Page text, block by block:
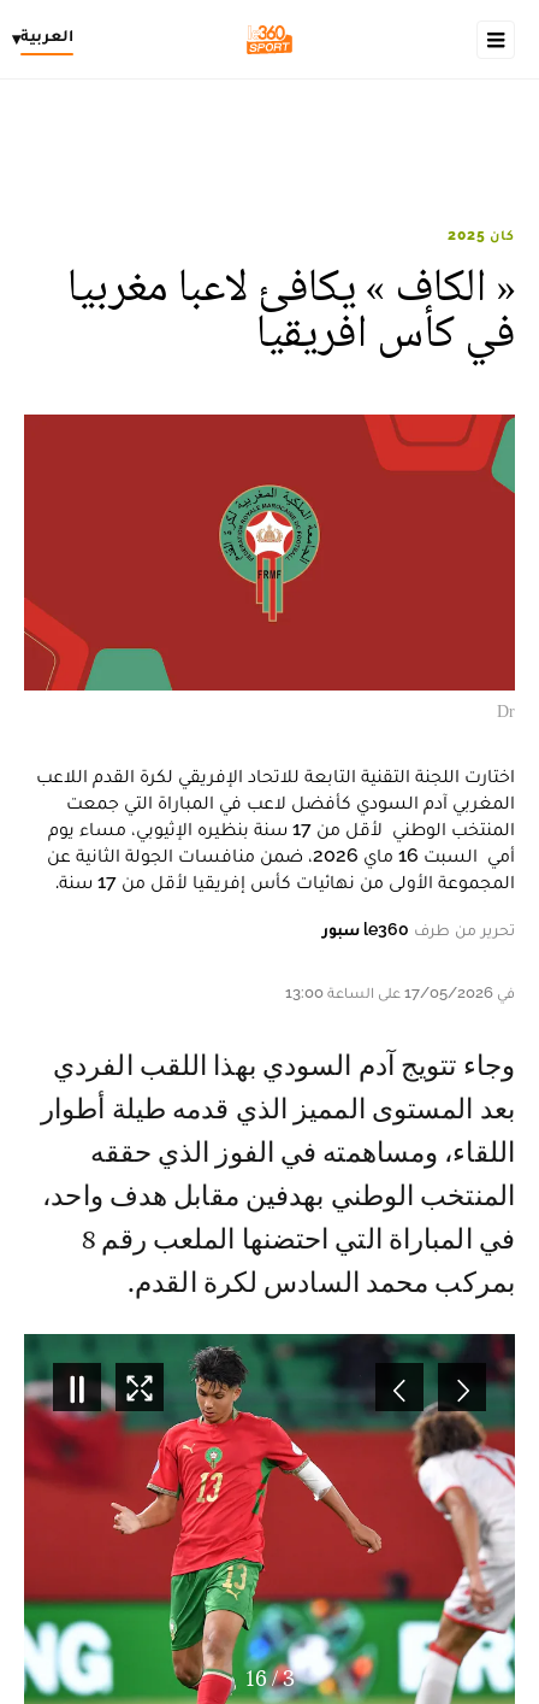
العربية▾
كان 2025
« الكاف » يكافئ لاعبا مغربيا
في كأس افريقيا
Dr
اختارت اللجنة التقنية التابعة للاتحاد الإفريقي لكرة القدم اللاعب
المغربي آدم السودي كأفضل لاعب في المباراة التي جمعت
المنتخب الوطني لأقل من 17 سنة بنظيره الإثيوبي، مساء يوم
أمي السبت 16 ماي 2026، ضمن منافسات الجولة الثانية عن
المجموعة الأولى من نهائيات كأس إفريقيا لأقل من 17 سنة.
تحرير من طرف le360 سبور
في 17/05/2026 على الساعة 13:00
وجاء تتويج آدم السودي بهذا اللقب الفردي
بعد المستوى المميز الذي قدمه طيلة أطوار
اللقاء، ومساهمته في الفوز الذي حققه
المنتخب الوطني بهدفين مقابل هدف واحد،
في المباراة التي احتضنها الملعب رقم 8
بمركب محمد السادس لكرة القدم.
3
/
16